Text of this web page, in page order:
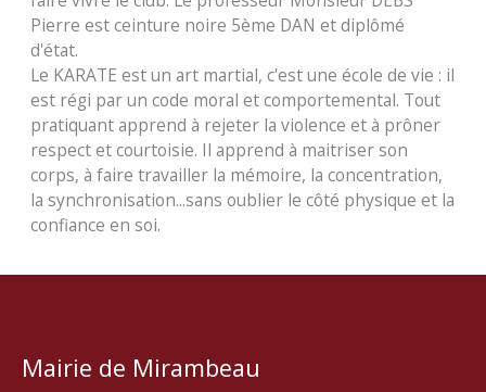
Pierre est ceinture noire 5ème DAN et diplômé
d'état.
Le KARATE est un art martial, c'est une école de vie : il
est régi par un code moral et comportemental. Tout
pratiquant apprend à rejeter la violence et à prôner
respect et courtoisie. Il apprend à maitriser son
corps, à faire travailler la mémoire, la concentration,
la synchronisation...sans oublier le côté physique et la
confiance en soi.
Mairie de Mirambeau